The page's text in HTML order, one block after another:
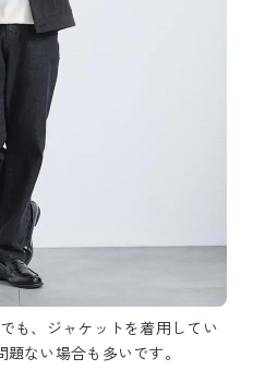
も、ジャケットを着用してい
ない場合も多いです。